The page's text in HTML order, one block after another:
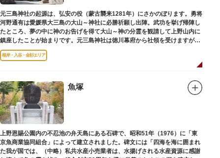
元三島神社の起源は、弘安の役（蒙古襲来1281年）にさかのぼります。勇将
河野通有は愛媛県大三島の大山～神社に必勝祈願し出陣。武功を挙げ帰陣し
たところ、夢の中に神のお告げを得て大山～神の分霊を観請して上野山内に
鎮座したことが始まりです。元三島神社は徳川幕府から社領を受けますが、
御用地となったために上野から浅草へ移転し、現在の地に至ります。
根岸・入谷・金杉エリア
魚塚
上野恩賜公園内の不忍池の弁天島にある石碑で、昭和51年（1976）に「東
京魚商業協同組合」によって建立されました。碑文には「四海を海に囲まれ
た我が国では、（中略）私共水産小売業者は、水揚げされる水産資源に感謝